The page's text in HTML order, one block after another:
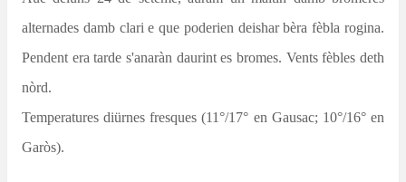
alternades damb clari e que poderien deishar bèra fèbla rogina.
Pendent era tarde s'anaràn daurint es bromes. Vents fèbles deth
nòrd.
Temperatures diürnes fresques (11°/17° en Gausac; 10°/16° en
Garòs).